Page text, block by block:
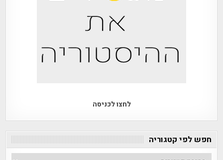
לחצו לכניסה
חפש לפי קטגוריה
חפש